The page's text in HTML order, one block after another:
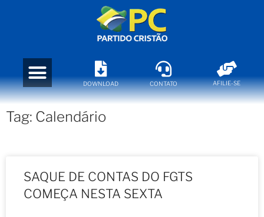
DOWNLOAD CONTATO AFILIE-SE
Tag: Calendário
SAQUE DE CONTAS DO FGTS
COMEÇA NESTA SEXTA